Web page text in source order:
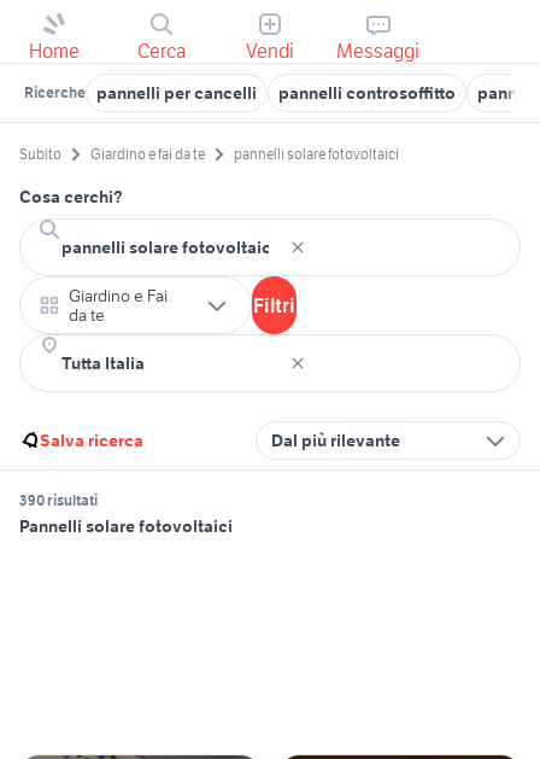
Home Cerca Vendi Messaggi
Ricerche pannelli per cancelli pannelli controsoffitto
Subito Giardino e fai da te pannelli solare fotovoltaici
Cosa cerchi?
Giardino e Fai
da te
Filtri
Salva ricerca Dal più rilevante
390 risultati
Pannelli solare fotovoltaici